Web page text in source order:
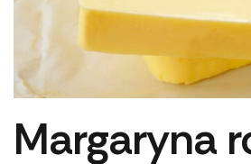
Margaryna